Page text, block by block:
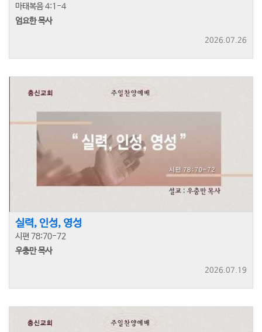
마태복음 4:1-4
엄요한 목사
2026.07.26
실력, 인성, 영성
시편 78:70-72
우충만 목사
2026.07.19